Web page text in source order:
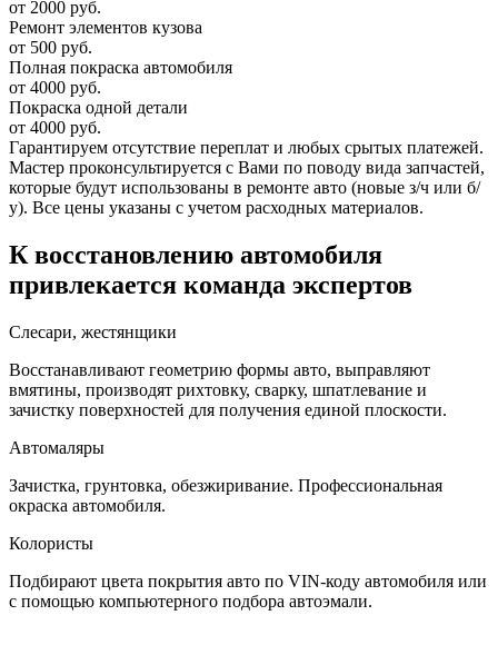
от 2000 руб.
Ремонт элементов кузова
от 500 руб.
Полная покраска автомобиля
от 4000 руб.
Покраска одной детали
от 4000 руб.
Гарантируем отсутствие переплат и любых срытых платежей.
Мастер проконсультируется с Вами по поводу вида запчастей,
которые будут использованы в ремонте авто (новые з/ч или б/
у). Все цены указаны с учетом расходных материалов.
К восстановлению автомобиля
привлекается команда экспертов
Слесари, жестянщики
Восстанавливают геометрию формы авто, выправляют
вмятины, производят рихтовку, сварку, шпатлевание и
зачистку поверхностей для получения единой плоскости.
Автомаляры
Зачистка, грунтовка, обезжиривание. Профессиональная
окраска автомобиля.
Колористы
Подбирают цвета покрытия авто по VIN-коду автомобиля или
с помощью компьютерного подбора автоэмали.